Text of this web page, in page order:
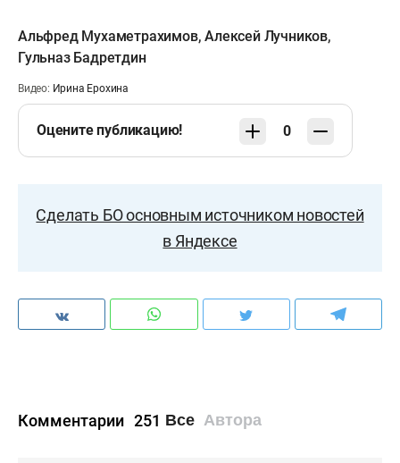
Альфред Мухаметрахимов,Алексей Лучников,
Гульназ Бадретдин
Видео: Ирина Ерохина
Оцените публикацию! 0
Сделать БО основным источником новостей
в Яндексе
Комментарии 251 Все Автора